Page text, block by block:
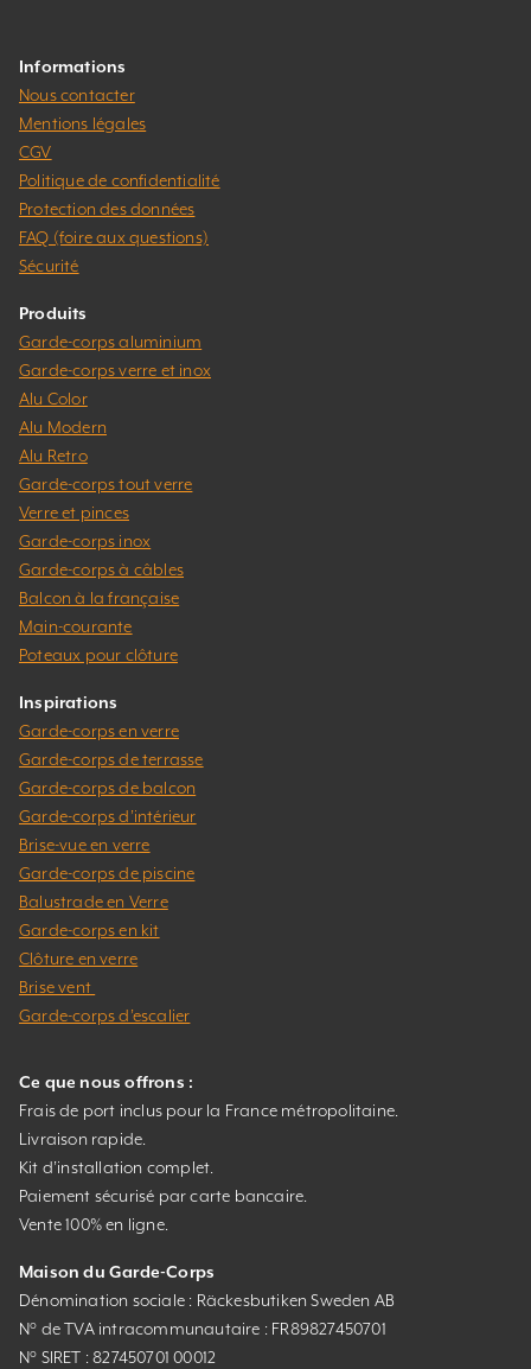
Informations
Nous contacter
Mentions légales
CGV
Politique de confidentialité
Protection des données
FAQ (foire aux questions)
Sécurité
Produits
Garde-corps aluminium
Garde-corps verre et inox
Alu Color
Alu Modern
Alu Retro
Garde-corps tout verre
Verre et pinces
Garde-corps inox
Garde-corps à câbles
Balcon à la française
Main-courante
Poteaux pour clôture
Inspirations
Garde-corps en verre
Garde-corps de terrasse
Garde-corps de balcon
Garde-corps d’intérieur
Brise-vue en verre
Garde-corps de piscine
Balustrade en Verre
Garde-corps en kit
Clôture en verre
Brise vent
Garde-corps d’escalier
Ce que nous offrons :
Frais de port inclus pour la France métropolitaine.
Livraison rapide.
Kit d’installation complet.
Paiement sécurisé par carte bancaire.
Vente 100% en ligne.
Maison du Garde-Corps
Dénomination sociale : Räckesbutiken Sweden AB
N° de TVA intracommunautaire : FR89827450701
N° SIRET : 827450701 00012